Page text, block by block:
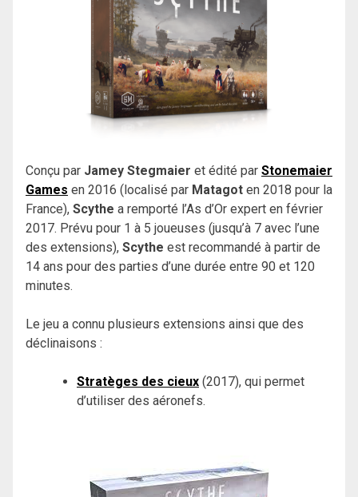
Conçu par Jamey Stegmaier et édité par Stonemaier
Games en 2016 (localisé par Matagot en 2018 pour la
France), Scythe a remporté l’As d’Or expert en février
2017. Prévu pour 1 à 5 joueuses (jusqu’à 7 avec l’une
des extensions), Scythe est recommandé à partir de
14 ans pour des parties d’une durée entre 90 et 120
minutes.
Le jeu a connu plusieurs extensions ainsi que des
déclinaisons :
Stratèges des cieux (2017), qui permet
d’utiliser des aéronefs.